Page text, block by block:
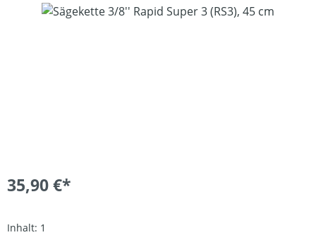
Bildergalerie überspringen
35,90 €*
Inhalt: 1